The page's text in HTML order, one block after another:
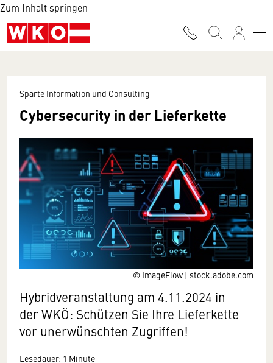
Zum Inhalt springen
© ImageFlow | stock.adobe.com
Sparte Information und Consulting
Cybersecurity in der Lieferkette
Hybridveranstaltung am 4.11.2024 in
der WKÖ: Schützen Sie Ihre Lieferkette
vor unerwünschten Zugriffen!
Lesedauer: 1 Minute